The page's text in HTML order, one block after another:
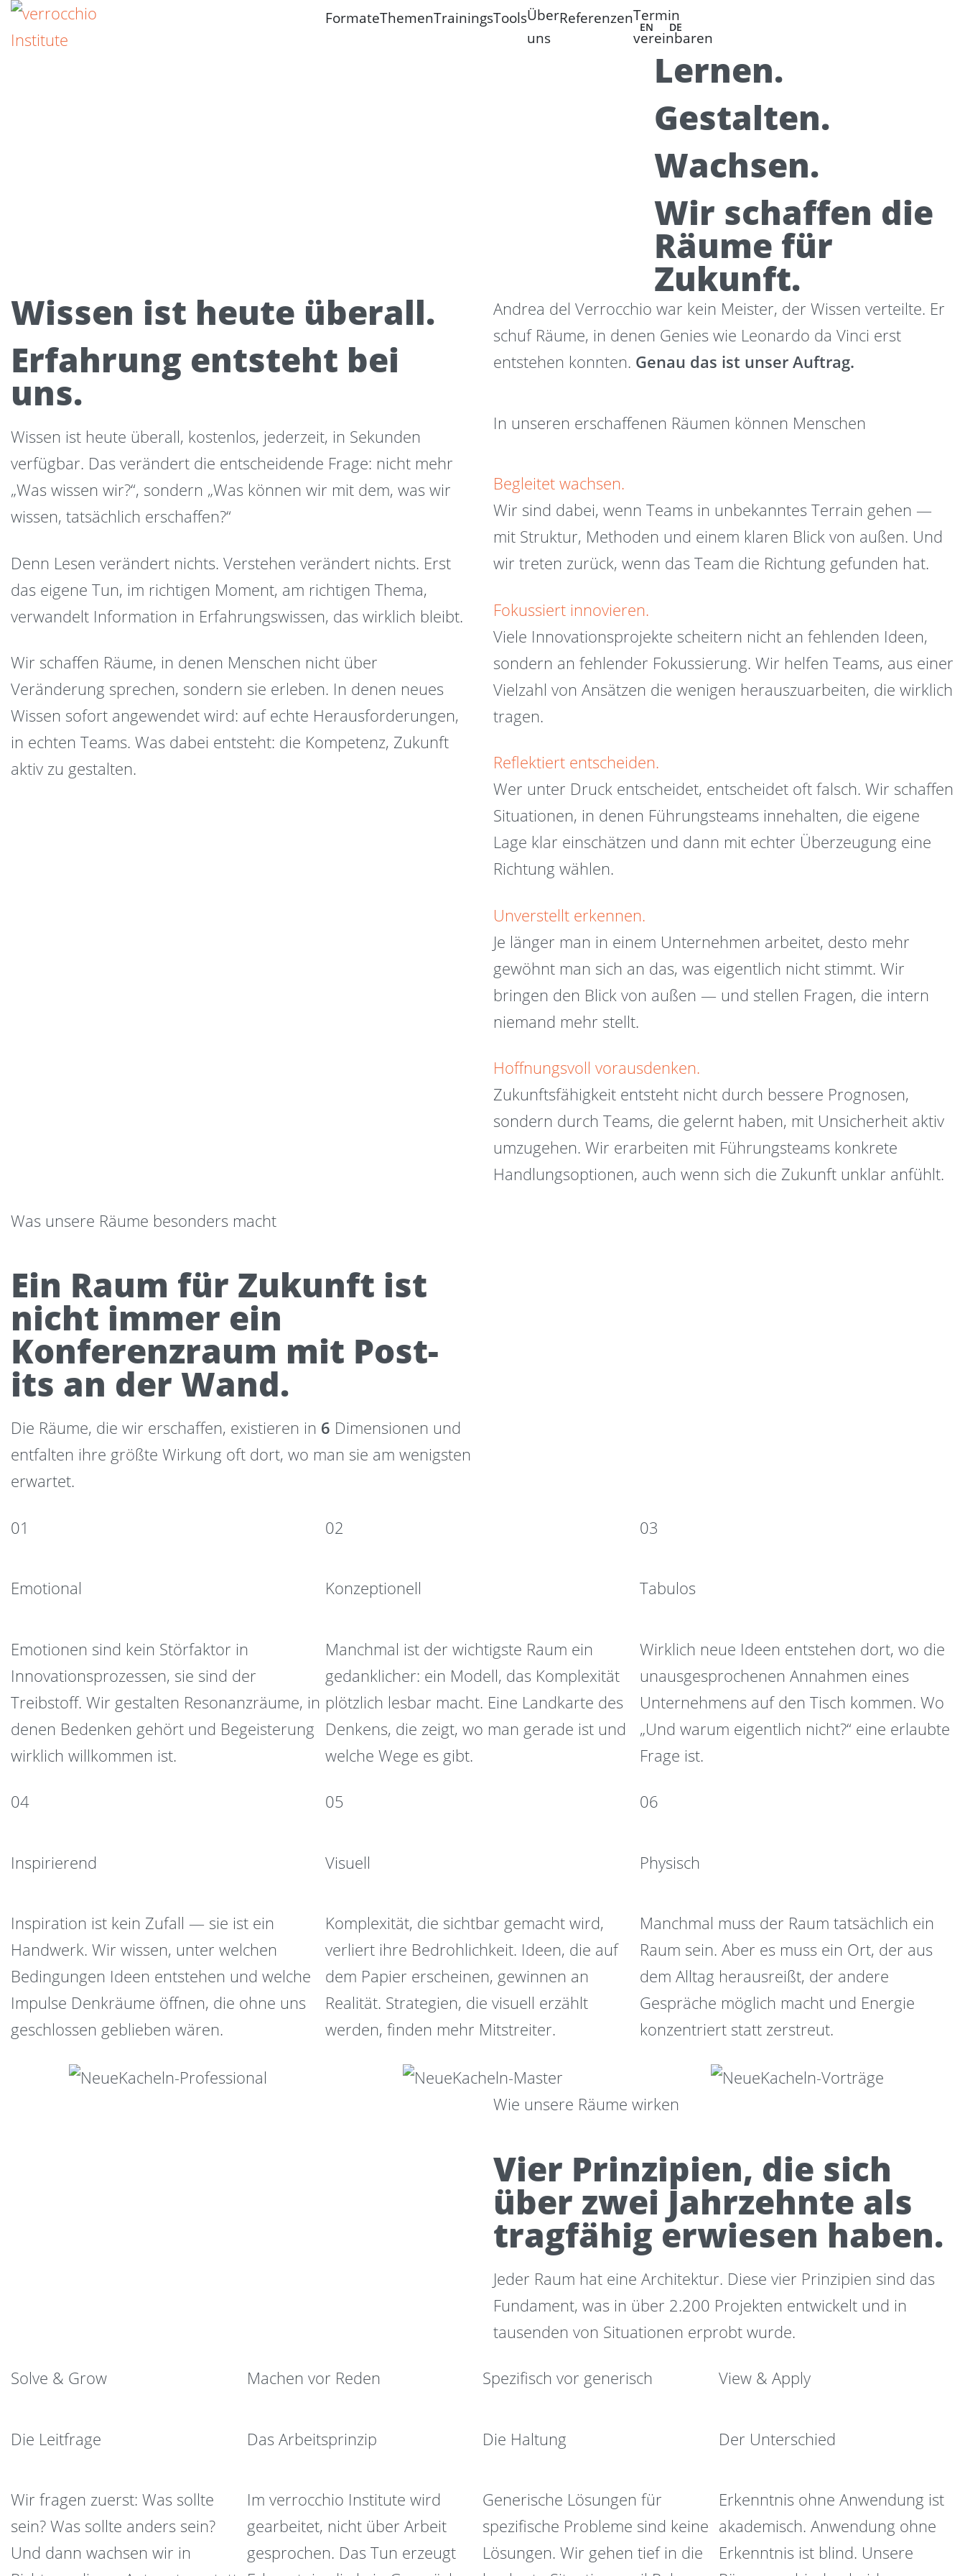
FormateThemenTrainingsToolsÜber
uns
ReferenzenTermin
vereinbaren
EN DE
Lernen.
Gestalten.
Wachsen.
Wir schaffen die
Räume für
Zukunft.
Wissen ist heute überall.
Erfahrung entsteht bei
uns.
Wissen ist heute überall, kostenlos, jederzeit, in Sekunden
verfügbar. Das verändert die entscheidende Frage: nicht mehr
„Was wissen wir?“, sondern „Was können wir mit dem, was wir
wissen, tatsächlich erschaffen?“
Denn Lesen verändert nichts. Verstehen verändert nichts. Erst
das eigene Tun, im richtigen Moment, am richtigen Thema,
verwandelt Information in Erfahrungswissen, das wirklich bleibt.
Wir schaffen Räume, in denen Menschen nicht über
Veränderung sprechen, sondern sie erleben. In denen neues
Wissen sofort angewendet wird: auf echte Herausforderungen,
in echten Teams. Was dabei entsteht: die Kompetenz, Zukunft
aktiv zu gestalten.
Andrea del Verrocchio war kein Meister, der Wissen verteilte. Er
schuf Räume, in denen Genies wie Leonardo da Vinci erst
entstehen konnten. Genau das ist unser Auftrag.
In unseren erschaffenen Räumen können Menschen
Begleitet wachsen.
Wir sind dabei, wenn Teams in unbekanntes Terrain gehen —
mit Struktur, Methoden und einem klaren Blick von außen. Und
wir treten zurück, wenn das Team die Richtung gefunden hat.
Fokussiert innovieren.
Viele Innovationsprojekte scheitern nicht an fehlenden Ideen,
sondern an fehlender Fokussierung. Wir helfen Teams, aus einer
Vielzahl von Ansätzen die wenigen herauszuarbeiten, die wirklich
tragen.
Reflektiert entscheiden.
Wer unter Druck entscheidet, entscheidet oft falsch. Wir schaffen
Situationen, in denen Führungsteams innehalten, die eigene
Lage klar einschätzen und dann mit echter Überzeugung eine
Richtung wählen.
Unverstellt erkennen.
Je länger man in einem Unternehmen arbeitet, desto mehr
gewöhnt man sich an das, was eigentlich nicht stimmt. Wir
bringen den Blick von außen — und stellen Fragen, die intern
niemand mehr stellt.
Hoffnungsvoll vorausdenken.
Zukunftsfähigkeit entsteht nicht durch bessere Prognosen,
sondern durch Teams, die gelernt haben, mit Unsicherheit aktiv
umzugehen. Wir erarbeiten mit Führungsteams konkrete
Handlungsoptionen, auch wenn sich die Zukunft unklar anfühlt.
Was unsere Räume besonders macht
Ein Raum für Zukunft ist
nicht immer ein
Konferenzraum mit Post-
its an der Wand.
Die Räume, die wir erschaffen, existieren in 6 Dimensionen und
entfalten ihre größte Wirkung oft dort, wo man sie am wenigsten
erwartet.
01
Emotional
Emotionen sind kein Störfaktor in
Innovationsprozessen, sie sind der
Treibstoff. Wir gestalten Resonanzräume, in
denen Bedenken gehört und Begeisterung
wirklich willkommen ist.
02
Konzeptionell
Manchmal ist der wichtigste Raum ein
gedanklicher: ein Modell, das Komplexität
plötzlich lesbar macht. Eine Landkarte des
Denkens, die zeigt, wo man gerade ist und
welche Wege es gibt.
03
Tabulos
Wirklich neue Ideen entstehen dort, wo die
unausgesprochenen Annahmen eines
Unternehmens auf den Tisch kommen. Wo
„Und warum eigentlich nicht?“ eine erlaubte
Frage ist.
04
Inspirierend
Inspiration ist kein Zufall — sie ist ein
Handwerk. Wir wissen, unter welchen
Bedingungen Ideen entstehen und welche
Impulse Denkräume öffnen, die ohne uns
geschlossen geblieben wären.
05
Visuell
Komplexität, die sichtbar gemacht wird,
verliert ihre Bedrohlichkeit. Ideen, die auf
dem Papier erscheinen, gewinnen an
Realität. Strategien, die visuell erzählt
werden, finden mehr Mitstreiter.
06
Physisch
Manchmal muss der Raum tatsächlich ein
Raum sein. Aber es muss ein Ort, der aus
dem Alltag herausreißt, der andere
Gespräche möglich macht und Energie
konzentriert statt zerstreut.
Wie unsere Räume wirken
Vier Prinzipien, die sich
über zwei Jahrzehnte als
tragfähig erwiesen haben.
Jeder Raum hat eine Architektur. Diese vier Prinzipien sind das
Fundament, was in über 2.200 Projekten entwickelt und in
tausenden von Situationen erprobt wurde.
Solve & Grow
Die Leitfrage
Wir fragen zuerst: Was sollte
sein? Was sollte anders sein?
Und dann wachsen wir in
Machen vor Reden
Das Arbeitsprinzip
Im verrocchio Institute wird
gearbeitet, nicht über Arbeit
gesprochen. Das Tun erzeugt
Spezifisch vor generisch
Die Haltung
Generische Lösungen für
spezifische Probleme sind keine
Lösungen. Wir gehen tief in die
View & Apply
Der Unterschied
Erkenntnis ohne Anwendung ist
akademisch. Anwendung ohne
Erkenntnis ist blind. Unsere